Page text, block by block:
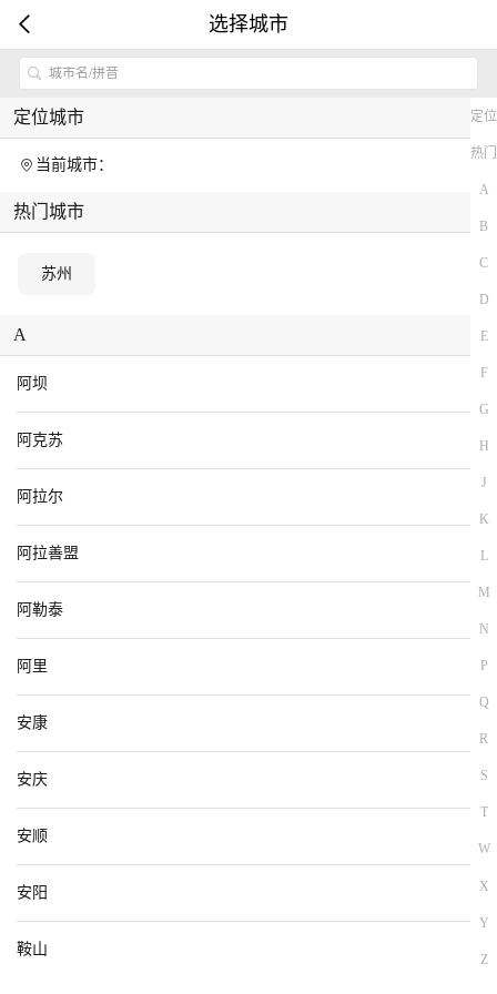
企业服务，一键搞定
选择城市
城市名/拼音
定位城市
当前城市：
热门城市
苏州
A
阿坝
阿克苏
阿拉尔
阿拉善盟
阿勒泰
阿里
安康
安庆
安顺
安阳
鞍山
定位
热门
A
B
C
D
E
F
G
H
J
K
L
M
N
P
Q
R
S
T
W
X
Y
Z